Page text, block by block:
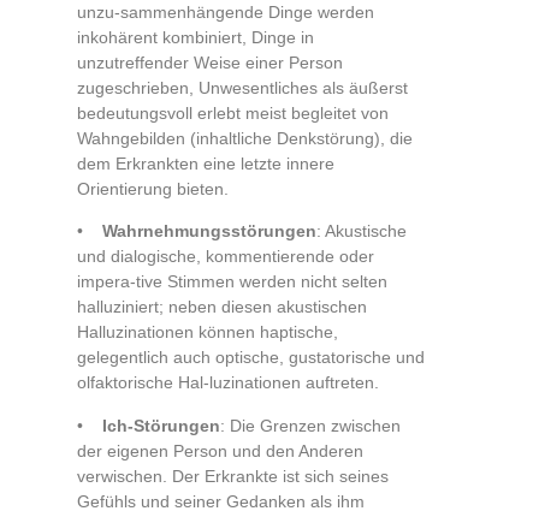
unzu-sammenhängende Dinge werden
inkohärent kombiniert, Dinge in
unzutreffender Weise einer Person
zugeschrieben, Unwesentliches als äußerst
bedeutungsvoll erlebt meist begleitet von
Wahngebilden (inhaltliche Denkstörung), die
dem Erkrankten eine letzte innere
Orientierung bieten.
• Wahrnehmungsstörungen: Akustische
und dialogische, kommentierende oder
impera-tive Stimmen werden nicht selten
halluziniert; neben diesen akustischen
Halluzinationen können haptische,
gelegentlich auch optische, gustatorische und
olfaktorische Hal-luzinationen auftreten.
• Ich-Störungen: Die Grenzen zwischen
der eigenen Person und den Anderen
verwischen. Der Erkrankte ist sich seines
Gefühls und seiner Gedanken als ihm